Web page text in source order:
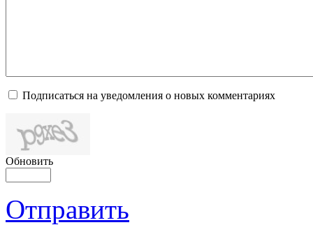
Подписаться на уведомления о новых комментариях
Обновить
Отправить